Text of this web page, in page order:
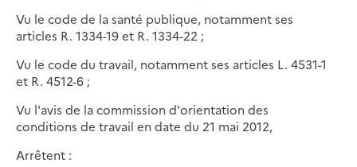
Vu le code de la santé publique, notamment ses
articles R. 1334-19 et R. 1334-22 ;
Vu le code du travail, notamment ses articles L. 4531-1
et R. 4512-6 ;
Vu l'avis de la commission d'orientation des
conditions de travail en date du 21 mai 2012,
Arrêtent :